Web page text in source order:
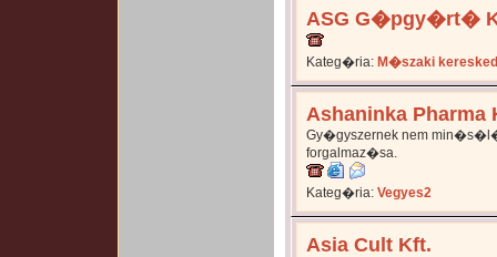
ASG G�pgy�rt�
Kateg�ria: M�szaki
Ashaninka Pharma
Gy�gyszernek nem
forgalmaz�sa.
Kateg�ria: Vegyes2
Asia Cult Kft.